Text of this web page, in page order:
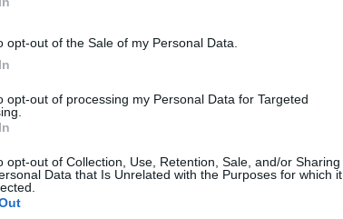
opt-out of the Sale of my Personal Data.
opt-out of processing my Personal Data for Targeted
opt-out of Collection, Use, Retention, Sale, and/or Sharing
Data that Is Unrelated with the Purposes for which it
λοιπόν να βγούμε double date (διπλό
είχε έρθει με έναν άλλο τύπο, και εγώ
το πιο αδέξιο ραντεβού στο οποίο
να σκάνε ανάμεσα σε μένα και
η καλύτερος τρόπος για να ξεκινήσει
φίλοι με τον άλλον» είχε σημειώσει το
του 2012, έπειτα από ένα